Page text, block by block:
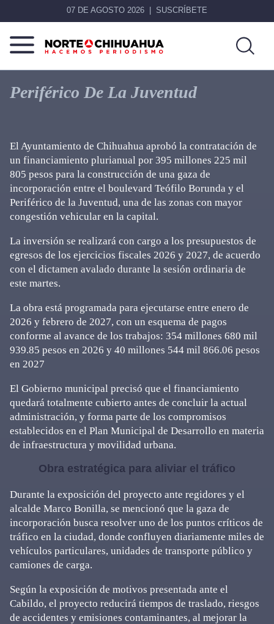
07 DE AGOSTO 2026 SUSCRÍBETE
Norte
De
Chihuahua
Más
que
noticias,
Periférico De La Juventud
El Ayuntamiento de Chihuahua aprobó la contratación de
un financiamiento plurianual por 395 millones 225 mil
805 pesos para la construcción de una gaza de
incorporación entre el boulevard Teófilo Borunda y el
Periférico de la Juventud, una de las zonas con mayor
congestión vehicular en la capital.
La inversión se realizará con cargo a los presupuestos de
egresos de los ejercicios fiscales 2026 y 2027, de acuerdo
con el dictamen avalado durante la sesión ordinaria de
este martes.
La obra está programada para ejecutarse entre enero de
2026 y febrero de 2027, con un esquema de pagos
conforme al avance de los trabajos: 354 millones 680 mil
939.85 pesos en 2026 y 40 millones 544 mil 866.06 pesos
en 2027
El Gobierno municipal precisó que el financiamiento
quedará totalmente cubierto antes de concluir la actual
administración, y forma parte de los compromisos
establecidos en el Plan Municipal de Desarrollo en materia
de infraestructura y movilidad urbana.
Obra estratégica para aliviar el tráfico
Durante la exposición del proyecto ante regidores y el
alcalde Marco Bonilla, se mencionó que la gaza de
incorporación busca resolver uno de los puntos críticos de
tráfico en la ciudad, donde confluyen diariamente miles de
vehículos particulares, unidades de transporte público y
camiones de carga.
Según la exposición de motivos presentada ante el
Cabildo, el proyecto reducirá tiempos de traslado, riesgos
de accidentes y emisiones contaminantes, al mejorar la